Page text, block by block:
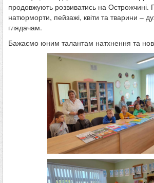
продовжують розвиватись на Острожчині.
натюрморти, пейзажі, квіти та тварини –
глядачам.
Бажаємо юним талантам натхнення та